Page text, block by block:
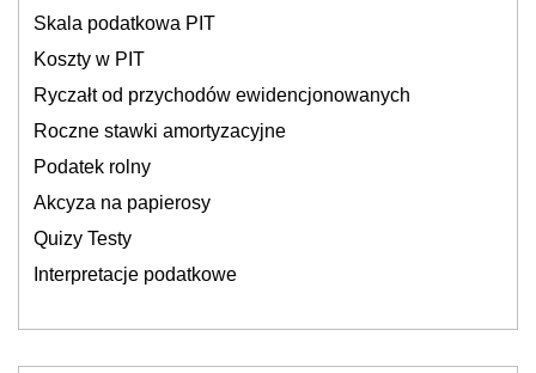
Skala podatkowa PIT
Koszty w PIT
Ryczałt od przychodów ewidencjonowanych
Roczne stawki amortyzacyjne
Podatek rolny
Akcyza na papierosy
Quizy Testy
Interpretacje podatkowe